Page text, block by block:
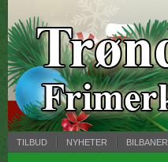
TILBUD NYHETER BILBANER